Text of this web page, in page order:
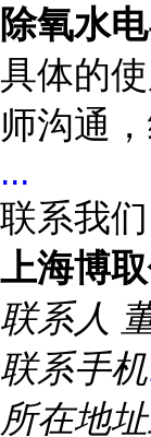
除氧水
具体的
师沟通
...
联系我们
上海博
联系人
联系手机
所在地址